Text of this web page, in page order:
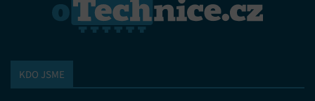
Zajištění bezpečnosti, předcházení a zjišťování
podvodů a odstraňování chyb, Poskytování a
zobrazování reklamy a obsahu, Ukládání a sdělování
Vždy aktivní
KDO JSME